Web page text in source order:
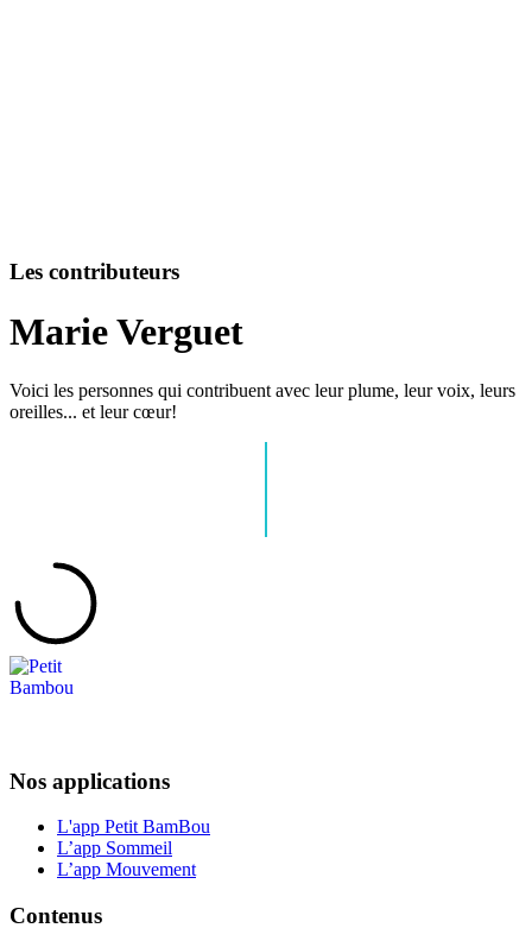
Les contributeurs
Marie Verguet
Voici les personnes qui contribuent avec leur plume, leur voix, leurs
oreilles... et leur cœur!
Nos applications
L'app Petit BamBou
L’app Sommeil
L’app Mouvement
Contenus